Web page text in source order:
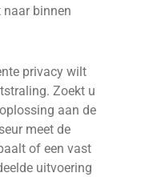
binnen
privacy wilt
Zoekt u
aan de
meet de
of een vast
uitvoering